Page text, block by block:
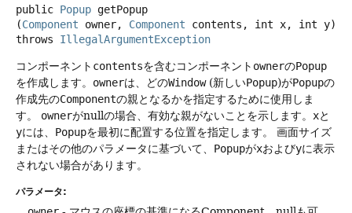
public Popup getPopup
(Component owner, Component contents, int x, int y)
throws IllegalArgumentException
コンポーネント contentsを含むコンポーネント ownerのPopup
を作成します。 ownerは、どのWindow(新しいPopup)がPopupの
作成先のComponentの親となるかを指定するために使用しま
す。
ownerがnullの場合、有効な親がないことを示します。 xと
yには、 Popupを最初に配置する位置を指定します。
画面サイズ
またはその他のパラメータに基づいて、 Popupがxおよびyに表示
されない場合があります。
パラメータ: